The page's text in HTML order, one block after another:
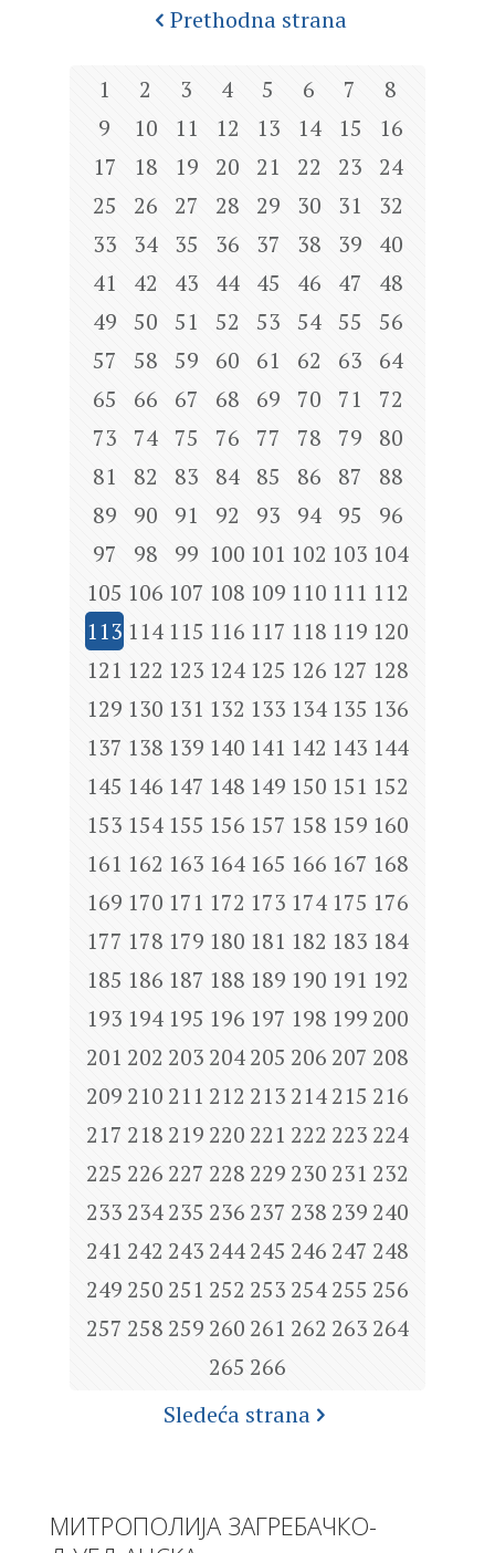
Prethodna strana
1 2 3 4 5 6 7
8
9
10 11 12 13 14 15
16
17
18 19 20 21 22 23
24
25
26 27 28 29 30 31
32
33
34 35 36 37 38 39
40
41
42 43 44 45 46 47
48
49
50 51 52 53 54 55
56
57
58 59 60 61 62 63
64
65
66 67 68 69 70 71
72
73
74 75 76 77 78 79
80
81
82 83 84 85 86 87
88
89
90 91 92 93 94 95
96
97
98 99 100 101 102 103 104
105 106 107 108 109 110 111 112
113 114 115 116 117 118 119 120
121 122 123 124 125 126 127 128
129 130 131 132 133 134 135 136
137 138 139 140 141 142 143 144
145 146 147 148 149 150 151 152
153 154 155 156 157 158 159 160
161 162 163 164 165 166 167 168
169 170 171 172 173 174 175 176
177 178 179 180 181 182 183 184
185 186 187 188 189 190 191 192
193 194 195 196 197 198 199 200
201 202 203 204205 206 207 208
209 210 211 212 213 214215 216
217 218 219 220 221 222 223 224
225 226 227 228 229 230 231 232
233 234235 236 237 238 239 240
241 242 243 244245 246 247 248
249 250 251 252 253 254255 256
257 258 259 260 261 262 263 264
265 266
Sledeća strana
МИТРОПОЛИЈА ЗАГРЕБАЧКО-